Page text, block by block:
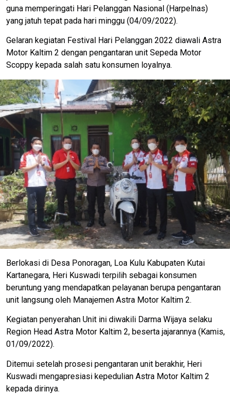
guna memperingati Hari Pelanggan Nasional (Harpelnas)
yang jatuh tepat pada hari minggu (04/09/2022).
Gelaran kegiatan Festival Hari Pelanggan 2022 diawali Astra
Motor Kaltim 2 dengan pengantaran unit Sepeda Motor
Scoppy kepada salah satu konsumen loyalnya.
Berlokasi di Desa Ponoragan, Loa Kulu Kabupaten Kutai
Kartanegara, Heri Kuswadi terpilih sebagai konsumen
beruntung yang mendapatkan pelayanan berupa pengantaran
unit langsung oleh Manajemen Astra Motor Kaltim 2.
Kegiatan penyerahan Unit ini diwakili Darma Wijaya selaku
Region Head Astra Motor Kaltim 2, beserta jajarannya (Kamis,
01/09/2022).
Ditemui setelah prosesi pengantaran unit berakhir, Heri
Kuswadi mengapresiasi kepedulian Astra Motor Kaltim 2
kepada dirinya.